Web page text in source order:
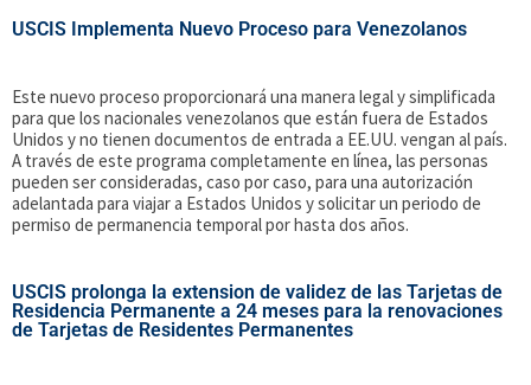
USCIS Implementa Nuevo Proceso para Venezolanos
Este nuevo proceso proporcionará una manera legal y simplificada
para que los nacionales venezolanos que están fuera de Estados
Unidos y no tienen documentos de entrada a EE.UU. vengan al país.
A través de este programa completamente en línea, las personas
pueden ser consideradas, caso por caso, para una autorización
adelantada para viajar a Estados Unidos y solicitar un periodo de
permiso de permanencia temporal por hasta dos años.
USCIS prolonga la extension de validez de las Tarjetas de
Residencia Permanente a 24 meses para la renovaciones
de Tarjetas de Residentes Permanentes